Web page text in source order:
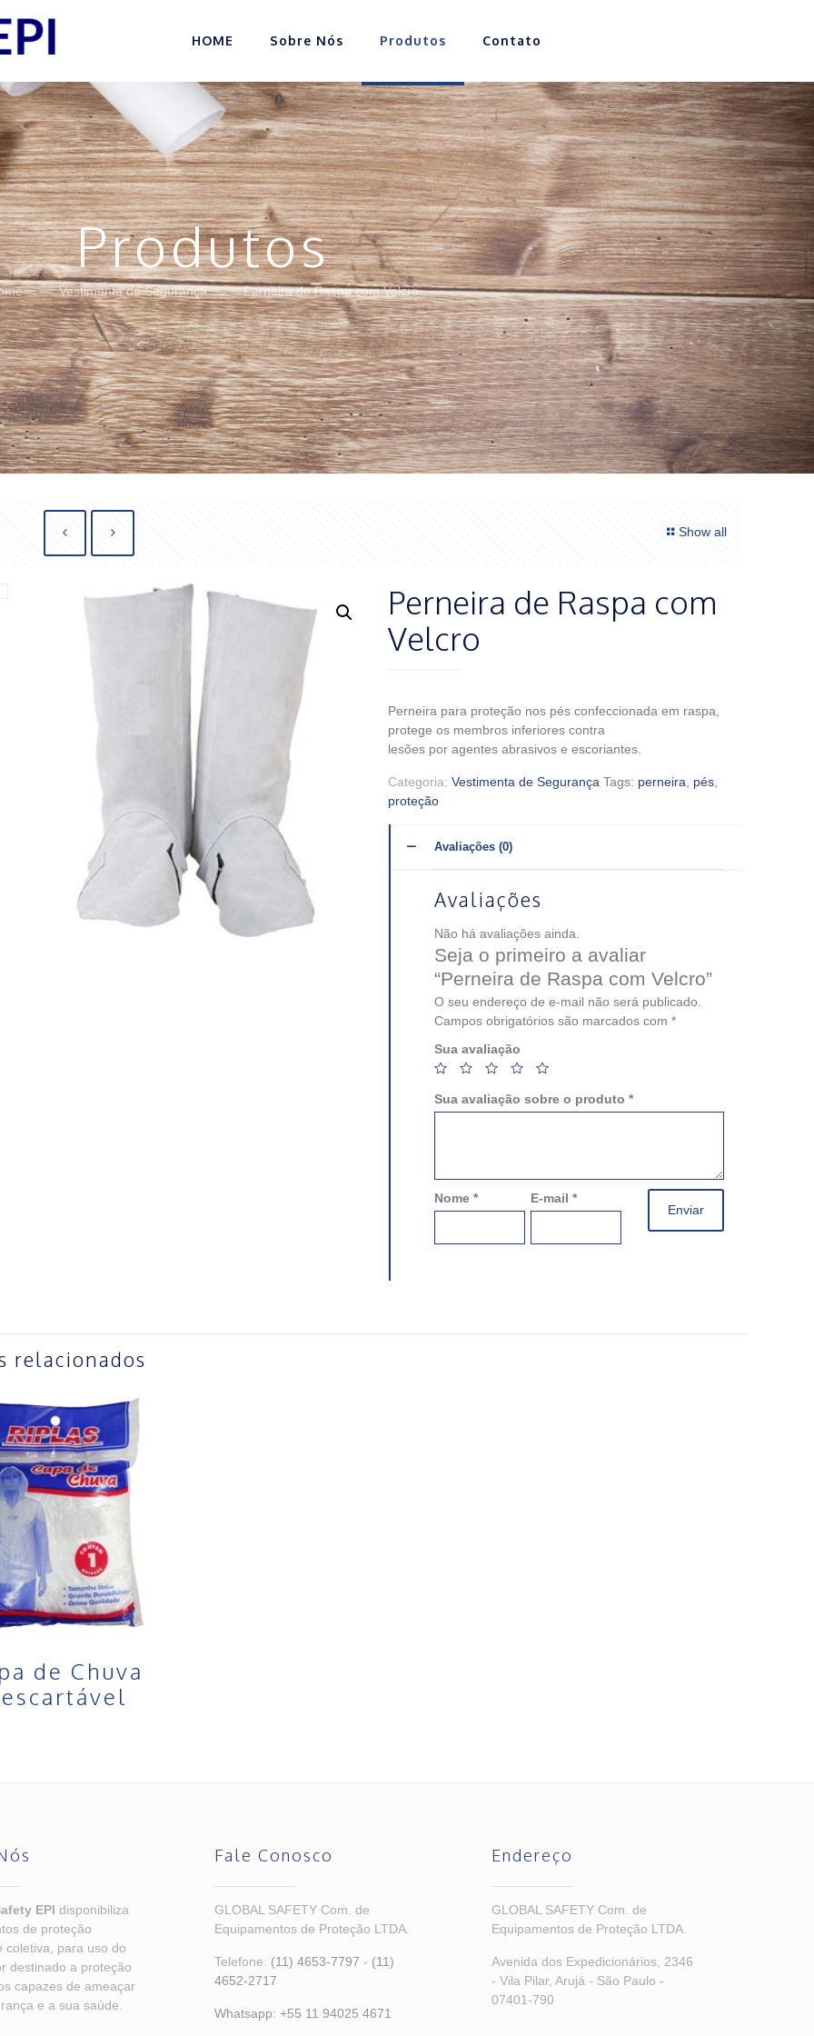
HOME Sobre Nós Produtos Contato
Produtos
Vestimenta de Segurança Perneira de Raspa com Velcro
Show all
Perneira de Raspa com
Velcro
Perneira para proteção nos pés confeccionada em raspa,
protege os membros inferiores contra
lesões por agentes abrasivos e escoriantes.
Categoria:Vestimenta de Segurança Tags: perneira pés
proteção
Avaliações (0)
Avaliações
Não há avaliações ainda.
Seja o primeiro a avaliar
“Perneira de Raspa com Velcro”
O seu endereço de e-mail não será publicado.
Campos obrigatórios são marcados com*
Sua avaliação
Sua avaliação sobre o produto*
Nome* E-mail*
relacionados
de Chuva
EPI disponibiliza
de proteção
coletiva, para uso do
destinado a proteção
capazes de ameaçar
e a sua saúde.
Fale Conosco
GLOBAL SAFETY Com. de
Equipamentos de Proteção LTDA.
Telefone: (11) 4653-7797 - (11)
4652-2717
Whatsapp:+55 11 94025 4671
Endereço
GLOBAL SAFETY Com. de
Equipamentos de Proteção LTDA.
Avenida dos Expedicionários, 2346
- Vila Pilar, Arujá - São Paulo -
07401-790